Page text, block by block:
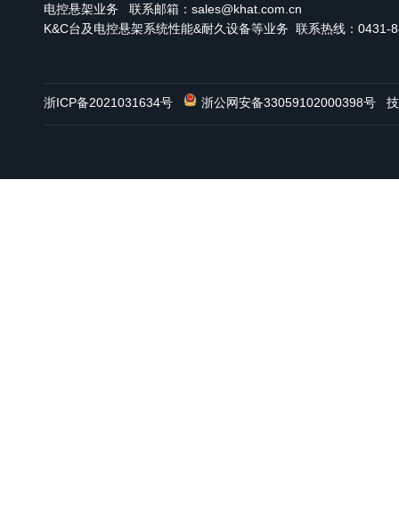
电控悬架业务
联系邮箱：sales@khat.com.cn
K&C台及电控悬架系统性能&耐久设备等业务 联系热线：0431-
浙ICP备2021031634号 浙公网安备33059102000398号